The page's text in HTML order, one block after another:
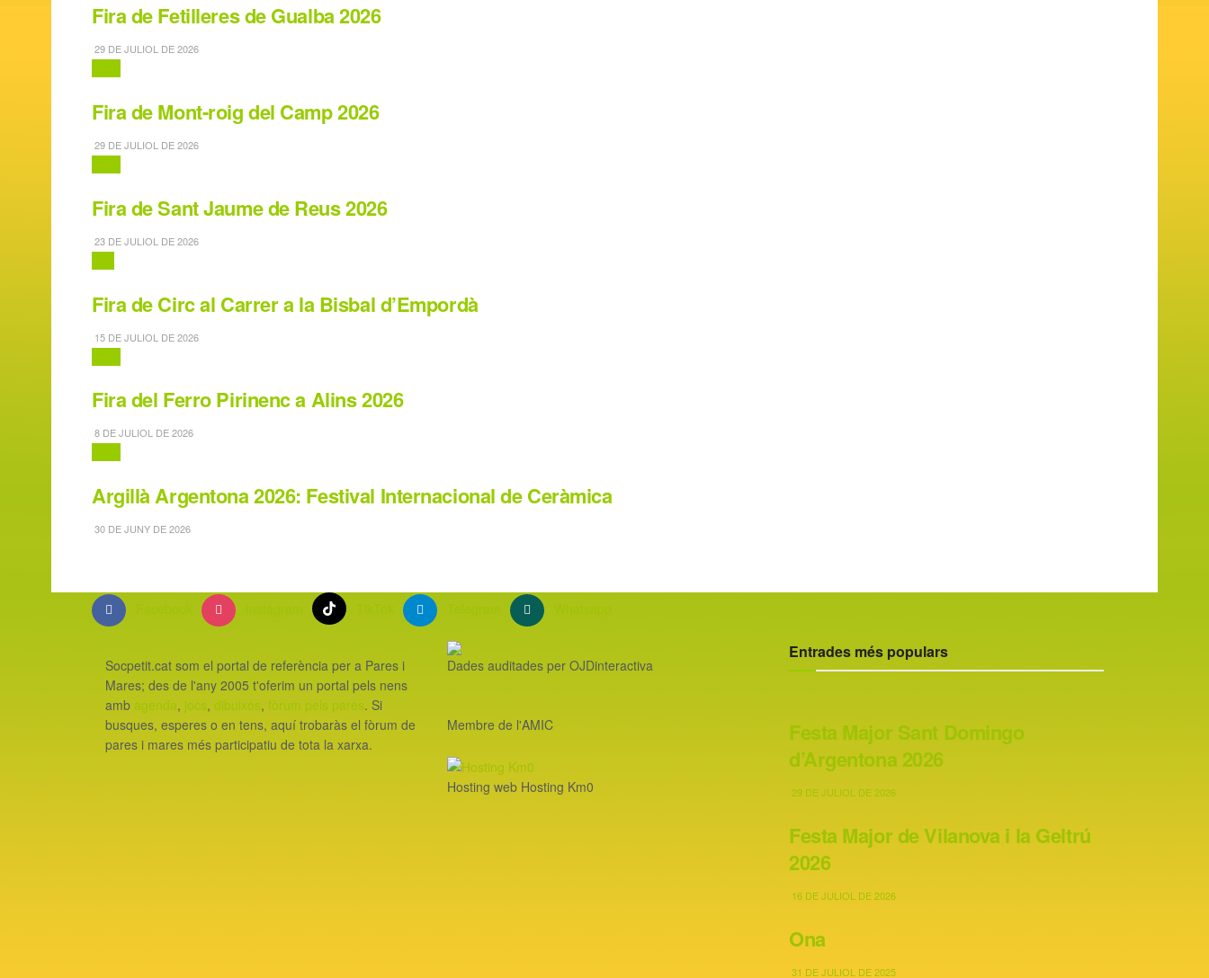
Fira de Fetilleres de Gualba 2026
29 DE JULIOL DE 2026
Fira de Mont-roig del Camp 2026
29 DE JULIOL DE 2026
Fira de Sant Jaume de Reus 2026
23 DE JULIOL DE 2026
Fira de Circ al Carrer a la Bisbal d’Empordà
15 DE JULIOL DE 2026
Fira del Ferro Pirinenc a Alins 2026
8 DE JULIOL DE 2026
Argillà Argentona 2026: Festival Internacional de Ceràmica
30 DE JUNY DE 2026
Socpetit.cat som el portal de referència per a Pares i
Mares; des de l'any 2005 t'oferim un portal pels nens
amb agenda, jocs, dibuixos, fòrum pels pares. Si
busques, esperes o en tens, aquí trobaràs el fòrum de
pares i mares més participatiu de tota la xarxa.
Dades auditades per OJDinteractiva
Membre de l'AMIC
Hosting web Hosting Km0
Entrades més populars
Festa Major Sant Domingo
d’Argentona 2026
29 DE JULIOL DE 2026
Festa Major de Vilanova i la Geltrú
2026
16 DE JULIOL DE 2026
Ona
31 DE JULIOL DE 2025